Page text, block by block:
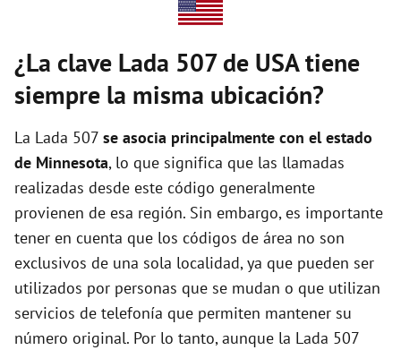
e
o
¿La clave Lada 507 de USA tiene
siempre la misma ubicación?
La Lada 507 se asocia principalmente con el estado
de Minnesota, lo que significa que las llamadas
realizadas desde este código generalmente
provienen de esa región. Sin embargo, es importante
tener en cuenta que los códigos de área no son
exclusivos de una sola localidad, ya que pueden ser
utilizados por personas que se mudan o que utilizan
servicios de telefonía que permiten mantener su
número original. Por lo tanto, aunque la Lada 507